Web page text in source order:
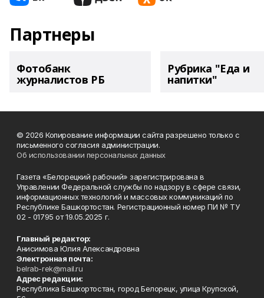
Партнеры
Фотобанк
журналистов РБ
Рубрика "Еда и
напитки"
© 2026 Копирование информации сайта разрешено только с
письменного согласия администрации.
Об использовании персональных данных
Газета «Белорецкий рабочий» зарегистрирована в
Управлении Федеральной службы по надзору в сфере связи,
информационных технологий и массовых коммуникаций по
Республике Башкортостан. Регистрационный номер ПИ № ТУ
02 - 01795 от 19.05.2025 г.
Главный редактор:
Анисимова Юлия Александровна
Электронная почта:
belrab-rek@mail.ru
Адрес редакции:
Республика Башкортостан, город Белорецк, улица Крупской,